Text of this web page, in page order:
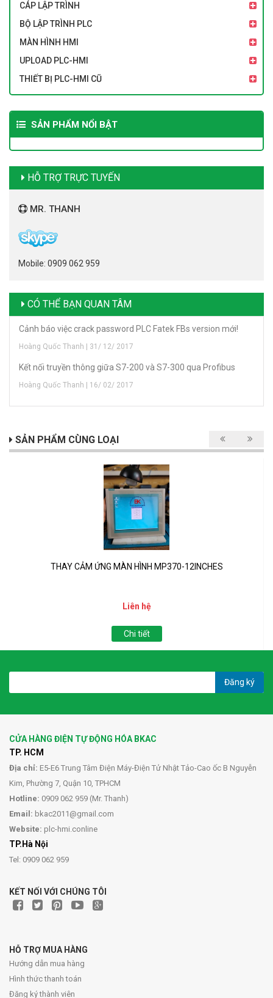
CÁP LẬP TRÌNH
BỘ LẬP TRÌNH PLC
MÀN HÌNH HMI
UPLOAD PLC-HMI
THIẾT BỊ PLC-HMI CŨ
SẢN PHẨM NỔI BẬT
HỖ TRỢ TRỰC TUYẾN
MR. THANH
Mobile: 0909 062 959
CÓ THỂ BẠN QUAN TÂM
Cảnh báo việc crack password PLC Fatek FBs version mới!
Hoàng Quốc Thanh | 31/ 12/ 2017
Kết nối truyền thông giữa S7-200 và S7-300 qua Profibus
Hoàng Quốc Thanh | 16/ 02/ 2017
SẢN PHẨM CÙNG LOẠI
THAY CẢM ỨNG MÀN HÌNH MP370-12INCHES
Liên hệ
Chi tiết
Đăng ký
CỬA HÀNG ĐIỆN TỰ ĐỘNG HÓA BKAC
TP. HCM
Địa chỉ: E5-E6 Trung Tâm Điện Máy-Điện Tử Nhật Tảo-Cao ốc B Nguyễn
Kim, Phường 7, Quận 10, TPHCM
Hotline: 0909 062 959 (Mr. Thanh)
Email: bkac2011@gmail.com
Website: plc-hmi.conline
TP.Hà Nội
Tel: 0909 062 959
KẾT NỐI VỚI CHÚNG TÔI
HỖ TRỢ MUA HÀNG
Hướng dẫn mua hàng
Hình thức thanh toán
Đăng ký thành viên